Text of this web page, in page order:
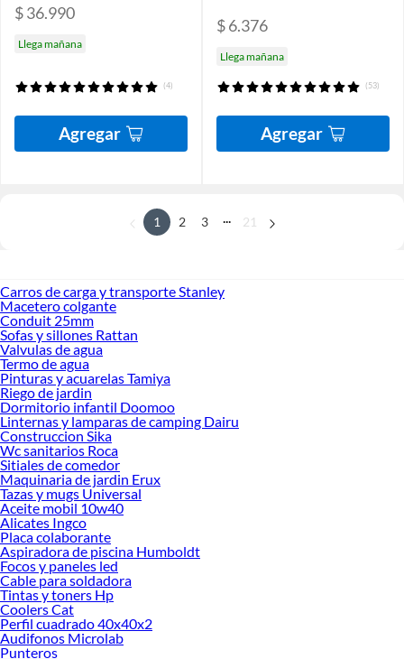
$ 36.990
Llega mañana
(4)
Agregar
$ 6.376
Llega mañana
(53)
Agregar
1 2 3 ... 21
Carros de carga y transporte Stanley
Macetero colgante
Conduit 25mm
Sofas y sillones Rattan
Valvulas de agua
Termo de agua
Pinturas y acuarelas Tamiya
Riego de jardin
Dormitorio infantil Doomoo
Linternas y lamparas de camping Dairu
Construccion Sika
Wc sanitarios Roca
Sitiales de comedor
Maquinaria de jardin Erux
Tazas y mugs Universal
Aceite mobil 10w40
Alicates Ingco
Placa colaborante
Aspiradora de piscina Humboldt
Focos y paneles led
Cable para soldadora
Tintas y toners Hp
Coolers Cat
Perfil cuadrado 40x40x2
Audifonos Microlab
Punteros